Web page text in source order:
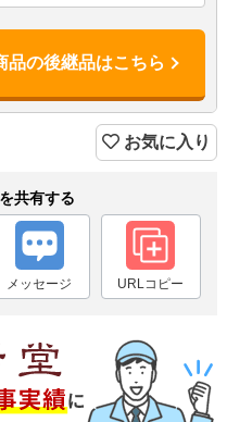
品の後継品はこちら
お気に入り
共有する
メッセージ URLコピー